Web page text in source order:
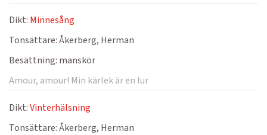
Dikt: Minnesång
Tonsättare:Åkerberg, Herman
Besättning: manskör
Amour, amour! Min kärlek är en lur
Dikt:Vinterhälsning
Tonsättare:Åkerberg, Herman